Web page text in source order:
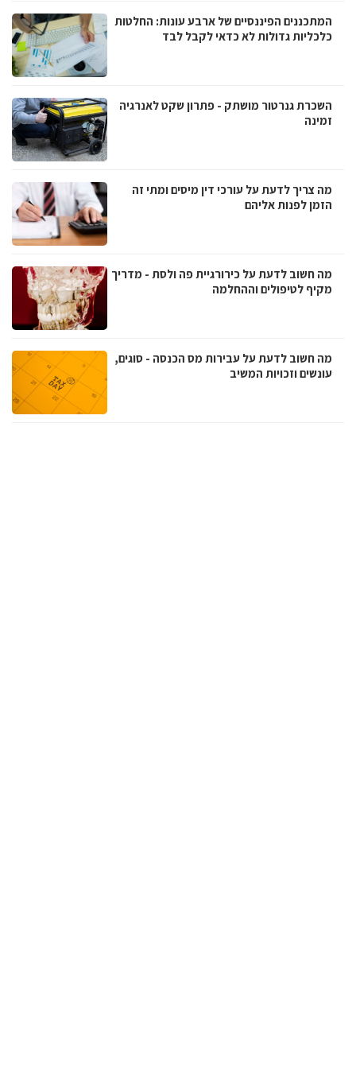
המתכננים הפיננסיים של ארבע עונות: החלטות
כלכליות גדולות לא כדאי לקבל לבד
השכרת גנרטור מושתק - פתרון שקט לאנרגיה
זמינה
מה צריך לדעת על עורכי דין מיסים ומתי זה
הזמן לפנות אליהם
מה חשוב לדעת על כירורגיית פה ולסת - מדריך
מקיף לטיפולים וההחלמה
מה חשוב לדעת על עבירות מס הכנסה - סוגים,
עונשים וזכויות המשיב